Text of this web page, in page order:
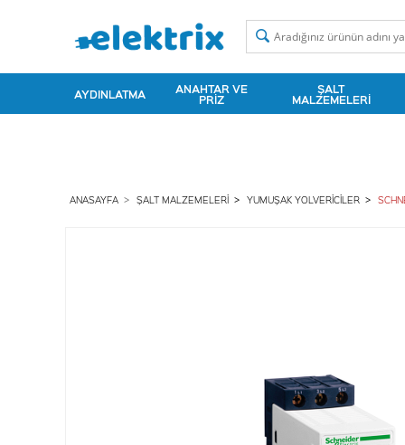
AYDINLATMA ANAHTAR VE
PRIZ
ŞALT
MALZEMELERI
ANASAYFA ŞALT MALZEMELERI YUMUŞAK YOLVERICILER